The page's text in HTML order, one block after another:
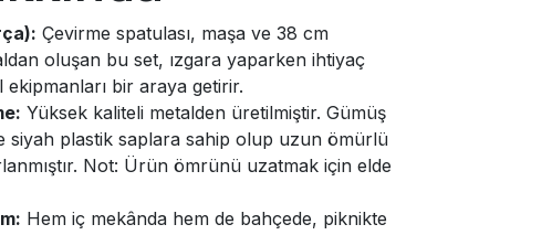
Çevirme spatulası, maşa ve 38 cm
oluşan bu set, ızgara yaparken ihtiyaç
ekipmanları bir araya getirir.
Yüksek kaliteli metalden üretilmiştir. Gümüş
siyah plastik saplara sahip olup uzun ömürlü
Not: Ürün ömrünü uzatmak için elde
Hem iç mekânda hem de bahçede, piknikte